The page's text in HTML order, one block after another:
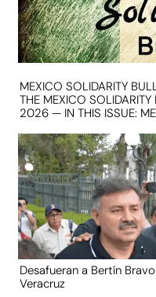
MEXICO SOLIDARITY
THE MEXICO
2026 — IN THIS ISSUE:
Desafueran a Bertín
Veracruz